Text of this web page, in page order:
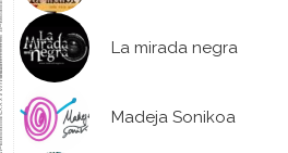
La mirada negra
Madeja Sonikoa